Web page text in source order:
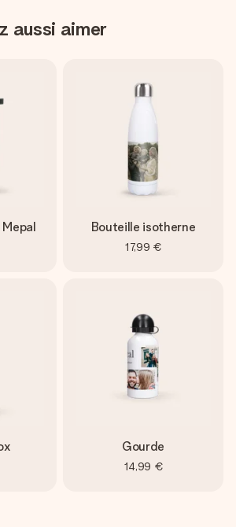
aussi aimer
Bouteille isotherne
17,99 €
Gourde
14,99 €